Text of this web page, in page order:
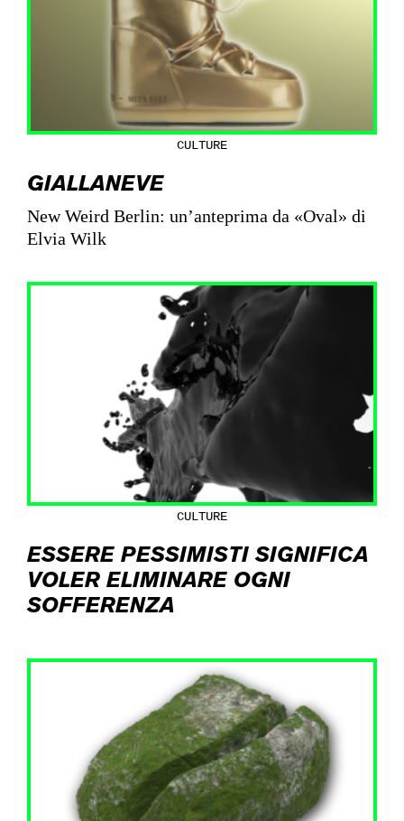
CULTURE
GIALLANEVE
New Weird Berlin: un’anteprima da «Oval» di
Elvia Wilk
CULTURE
ESSERE PESSIMISTI SIGNIFICA
VOLER ELIMINARE OGNI
SOFFERENZA